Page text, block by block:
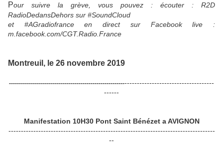
Pour suivre la grève, vous pouvez : écouter : R2D
RadioDedansDehors sur #SoundCloud
et #AGradiofrance en direct sur Facebook live :
m.facebook.com/CGT.Radio.France
Montreuil, le 26 novembre 2019
----------------------------------------------------------------------------------------------
------
Manifestation 10H30 Pont Saint Bénézet a AVIGNON
-----------------------------------------------------------------------------------
--